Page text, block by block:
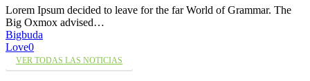
Lorem Ipsum decided to leave for the far World of Grammar. The
Big Oxmox advised…
Bigbuda
Love0
VER TODAS LAS NOTICIAS